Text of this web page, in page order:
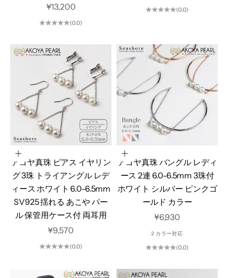
セール価格
¥13,200
(0.0)
(0.0)
オプションを選択
アコヤ真珠 ピアス イヤリン
グ 3珠 トライアングル レデ
ィース ホワイト 6.0-6.5mm
SV925 揺れる あこや パー
ル 保管用ケース付 両耳用
セール価格
¥9,570
(0.0)
オプションを選択
アコヤ真珠 バングル レディ
ース 2連 6.0-6.5mm 3珠付
ホワイト シルバー ピンクゴ
ールド カラー
セール価格
¥6,930
2 カラー対応
(0.0)